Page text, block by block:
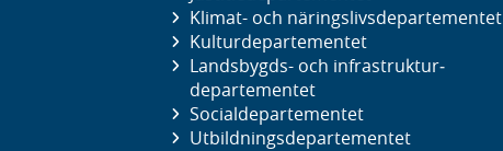
Klimat- och näringslivs­departementet
Kultur­departementet
Landsbygds- och infrastruktur­
departementet
Social­departementet
Utbildnings­departementet